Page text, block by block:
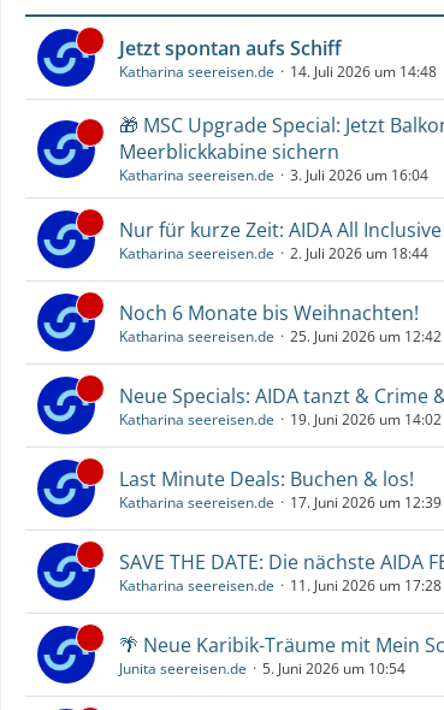
Jetzt spontan aufs Schiff
Katharina seereisen.de 14. Juli 2026 um 14:48
🎁 MSC Upgrade Special: Jetzt
Meerblickkabine sichern
Katharina seereisen.de 3. Juli 2026 um 16:04
Nur für kurze Zeit: AIDA All
Katharina seereisen.de 2. Juli 2026 um 18:44
Noch 6 Monate bis Weihnachten!
Katharina seereisen.de 25. Juni 2026 um 12:42
Neue Specials: AIDA tanzt & Crime
Katharina seereisen.de 19. Juni 2026 um 14:02
Last Minute Deals: Buchen & los!
Katharina seereisen.de 17. Juni 2026 um 12:39
SAVE THE DATE: Die nächste AIDA
Katharina seereisen.de 11. Juni 2026 um 17:28
🌴 Neue Karibik-Träume mit Mein
Junita seereisen.de 5. Juni 2026 um 10:54